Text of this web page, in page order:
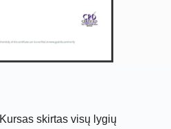
Kursas skirtas visų lygių